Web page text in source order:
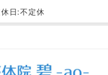
日:不定休